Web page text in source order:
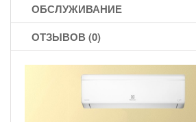
ОБСЛУЖИВАНИЕ
ОТЗЫВОВ (0)